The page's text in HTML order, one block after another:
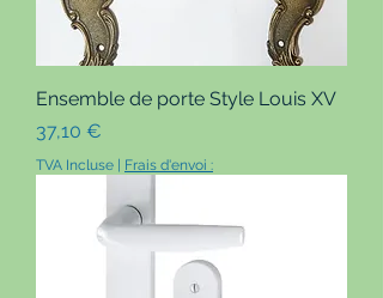
Ensemble de porte Style Louis XV
Prix
37,10 €
TVA Incluse Frais d'envoi :